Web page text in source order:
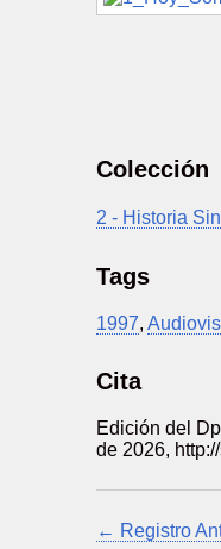
Colección
2 - Historia
Tags
1997,
Cita
Edición del
de 2026,
← Registro